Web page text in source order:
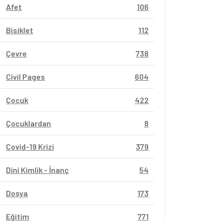
Afet 106
Bisiklet 112
Çevre 738
Civil Pages 604
Çocuk 422
Çocuklardan 8
Covid-19 Krizi 379
Dini Kimlik - İnanç 54
Dosya 173
Eğitim 771